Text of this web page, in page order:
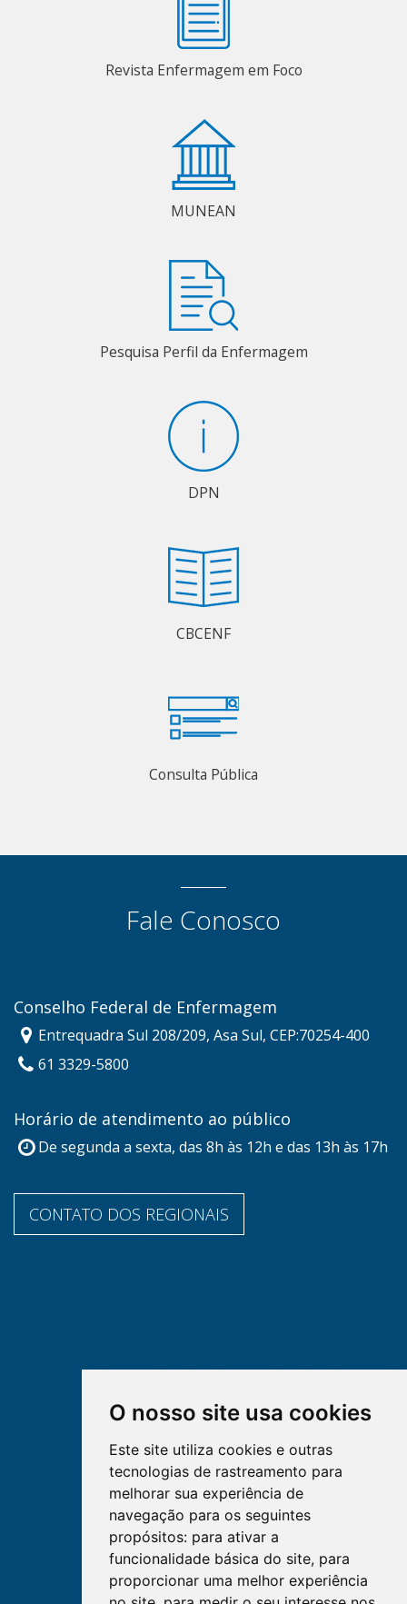
O nosso site usa cookies
Este site utiliza cookies e outras
tecnologias de rastreamento para
melhorar sua experiência de
navegação para os seguintes
propósitos: para ativar a
funcionalidade básica do site, para
proporcionar uma melhor experiência
Revista Enfermagem em Foco
MUNEAN
Pesquisa Perfil da Enfermagem
DPN
CBCENF
Consulta Pública
Fale Conosco
Conselho Federal de Enfermagem
Entrequadra Sul 208/209, Asa Sul, CEP:70254-400
61 3329-5800
Horário de atendimento ao público
De segunda a sexta, das 8h às 12h e das 13h às 17h
CONTATO DOS REGIONAIS